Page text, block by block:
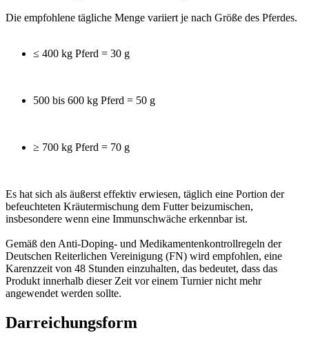
Die empfohlene tägliche Menge variiert je nach Größe des Pferdes.
≤ 400 kg Pferd = 30 g
500 bis 600 kg Pferd = 50 g
≥ 700 kg Pferd = 70 g
Es hat sich als äußerst effektiv erwiesen, täglich eine Portion der
befeuchteten Kräutermischung dem Futter beizumischen,
insbesondere wenn eine Immunschwäche erkennbar ist.
Gemäß den Anti-Doping- und Medikamentenkontrollregeln der
Deutschen Reiterlichen Vereinigung (FN) wird empfohlen, eine
Karenzzeit von 48 Stunden einzuhalten, das bedeutet, dass das
Produkt innerhalb dieser Zeit vor einem Turnier nicht mehr
angewendet werden sollte.
Darreichungsform